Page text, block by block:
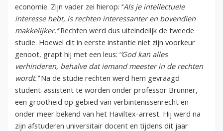
economie. Zijn vader zei hierop: ‘’Als je intellectuele
interesse hebt, is rechten interessanter en bovendien
makkelijker.’’Rechten werd dus uiteindelijk de tweede
studie. Hoewel dit in eerste instantie niet zijn voorkeur
genoot, grapt hij met een leus: ‘‘God kan alles
verhinderen, behalve dat iemand meester in de rechten
wordt.’’Na de studie rechten werd hem gevraagd
student-assistent te worden onder professor Brunner,
een grootheid op gebied van verbintenissenrecht en
onder meer bekend van het Haviltex-arrest. Hij werd na
zijn afstuderen universitair docent en tijdens dit jaar